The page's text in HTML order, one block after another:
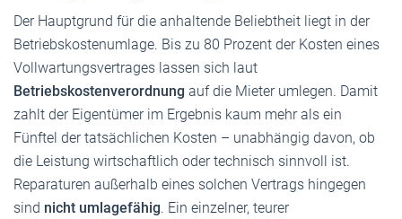
Der Hauptgrund für die anhaltende Beliebtheit liegt in der
Betriebskostenumlage. Bis zu 80 Prozent der Kosten eines
Vollwartungsvertrages lassen sich laut
Betriebskostenverordnung auf die Mieter umlegen. Damit
zahlt der Eigentümer im Ergebnis kaum mehr als ein
Fünftel der tatsächlichen Kosten – unabhängig davon, ob
die Leistung wirtschaftlich oder technisch sinnvoll ist.
Reparaturen außerhalb eines solchen Vertrags hingegen
sind nicht umlagefähig. Ein einzelner, teurer